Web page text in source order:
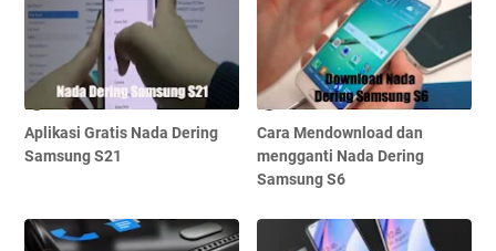
Aplikasi Gratis Nada Dering
Samsung S21
Cara Mendownload dan
mengganti Nada Dering
Samsung S6